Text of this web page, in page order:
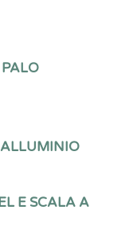
ALLUMINIO
E SCALA A